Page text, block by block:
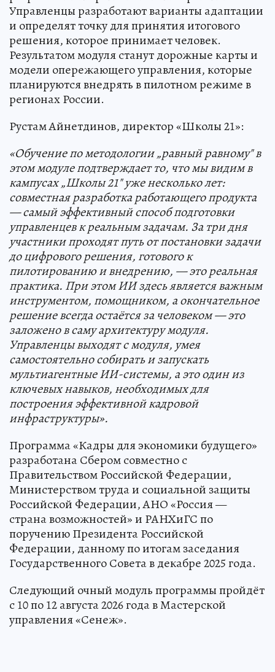
Управленцы разработают варианты адаптации
и определят точку для принятия итогового
решения, которое принимает человек.
Результатом модуля станут дорожные карты и
модели опережающего управления, которые
планируются внедрять в пилотном режиме в
регионах России.
Рустам Айнетдинов, директор «Школы 21»:
«Обучение по методологии „равный равному" в
этом модуле подтверждает то, что мы видим в
кампусах „Школы 21" уже несколько лет:
совместная разработка работающего продукта
— самый эффективный способ подготовки
управленцев к реальным задачам. За три дня
участники проходят путь от постановки задачи
до цифрового решения, готового к
пилотированию и внедрению, — это реальная
практика. При этом ИИ здесь является важным
инструментом, помощником, а окончательное
решение всегда остаётся за человеком — это
заложено в саму архитектуру модуля.
Управленцы выходят с модуля, умея
самостоятельно собирать и запускать
мультиагентные ИИ-системы, а это один из
ключевых навыков, необходимых для
построения эффективной кадровой
инфраструктуры».
Программа «Кадры для экономики будущего»
разработана Сбером совместно с
Правительством Российской Федерации,
Министерством труда и социальной защиты
Российской Федерации, АНО «Россия —
страна возможностей» и РАНХиГС по
поручению Президента Российской
Федерации, данному по итогам заседания
Государственного Совета в декабре 2025 года.
Следующий очный модуль программы пройдёт
с 10 по 12 августа 2026 года в Мастерской
управления «Сенеж».